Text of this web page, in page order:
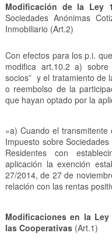
Modificación de la Ley
Sociedades Anónimas
Inmobiliario (Art.2)
Con efectos para los p.i.
modifica art.10.2 a)
socios” y el tratamiento de
o reembolso de la
que hayan optado por la
«a) Cuando el
Impuesto sobre
Residentes con
aplicación la exención
27/2014, de 27 de
relación con las rentas
Modificaciones en la
las Cooperativas(Art.1)